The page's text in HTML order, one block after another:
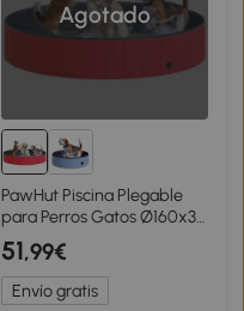
Agotado
PawHut Piscina Plegable
para Perros Gatos Ø160x30
cm Bañera Portátil para
Mascotas PVC
Antideslizante Múltiples
Usos para Interiores y
51,99€
Envío gratis